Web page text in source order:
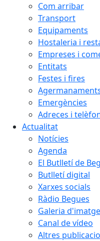
Com arribar
Transport
Equipaments
Hostaleria i
Empreses i
Entitats
Festes i fires
Emergències
Adreces i
Actualitat
Notícies
Agenda
El Butlletí de
Butlletí digital
Xarxes socials
Ràdio Begues
Galeria
Canal de vídeo
Altres